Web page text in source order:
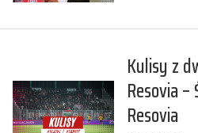
Kulisy z
Resovia –
Resovia